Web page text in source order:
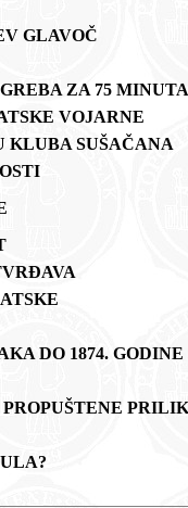
GLAVOČ
ZA 75 MINUTA
VOJARNE
KLUBA SUŠAČANA
DO 1874. GODINE